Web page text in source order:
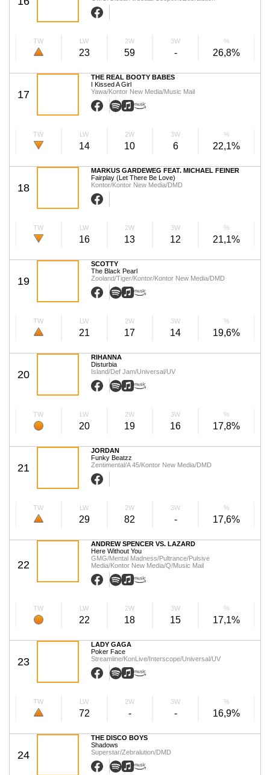
TW LW
23
2W
59
3W
-
%
26,8%
17
THE REAL BOOTY BABES
I Kissed A Girl
Yawa/Kontor New Media/Music Mail
TW LW
14
2W
10
3W
6
%
22,1%
18
MARKUS GARDEWEG FEAT. MICHAEL FEINER
Fairplay (Let There Be Love)
Kontor/Kontor New Media/DMD
TW LW
16
2W
13
3W
12
%
21,1%
19
SCOTTY
The Black Pearl
Zooland/Tiger/Kontor/Kontor New Media/DMD
TW LW
21
2W
17
3W
14
%
19,6%
20
RIHANNA
Disturbia
Island/Def Jam/Universal/UV
TW LW
20
2W
19
3W
16
%
17,8%
21
JORDAN
Funky Beatzz
Zentimental/A 45/Kontor New Media/DMD
TW LW
29
2W
82
3W
-
%
17,6%
22
ANDREW SPENCER VS. LAZARD
Here Without You
GMG/Mental Madness/Pultrance/Pulsive
Media/Kontor New Media/Q/Music Mail
TW LW
22
2W
18
3W
15
%
17,1%
23
LADY GAGA
Poker Face
Streamline/KonLive/Interscope/Universal/UV
TW LW
72
2W
-
3W
-
%
16,9%
24
THE DISCO BOYS
Shadows
Superstar/Zebralution/DMD